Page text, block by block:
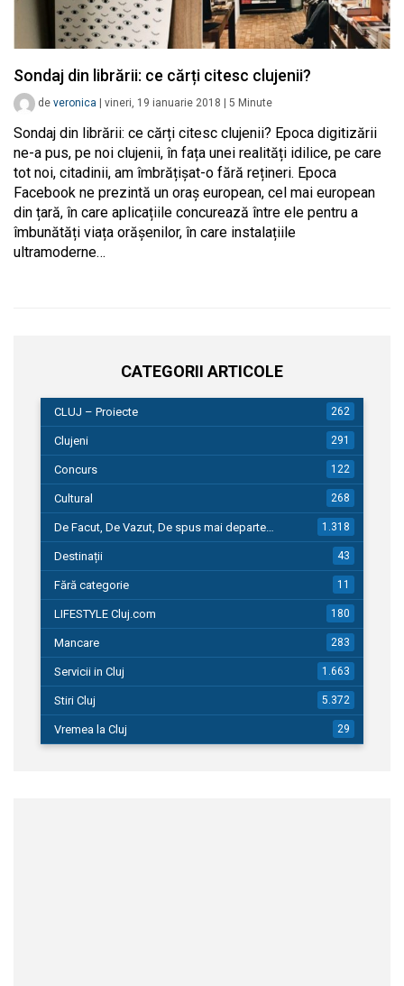
Sondaj din librării: ce cărți citesc clujenii?
de veronica vineri, 19 ianuarie 2018 5 Minute
Sondaj din librării: ce cărți citesc clujenii? Epoca digitizării
ne-a pus, pe noi clujenii, în fața unei realități idilice, pe care
tot noi, citadinii, am îmbrățișat-o fără rețineri. Epoca
Facebook ne prezintă un oraș european, cel mai european
din țară, în care aplicațiile concurează între ele pentru a
îmbunătăți viața orășenilor, în care instalațiile
ultramoderne…
CATEGORII ARTICOLE
CLUJ – Proiecte 262
Clujeni 291
Concurs 122
Cultural 268
De Facut, De Vazut, De spus mai departe… 1.318
Destinații 43
Fără categorie 11
LIFESTYLE Cluj.com 180
Mancare 283
Servicii in Cluj 1.663
Stiri Cluj 5.372
Vremea la Cluj 29